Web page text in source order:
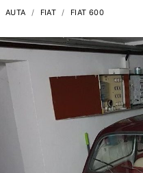
AUTA FIAT FIAT 600